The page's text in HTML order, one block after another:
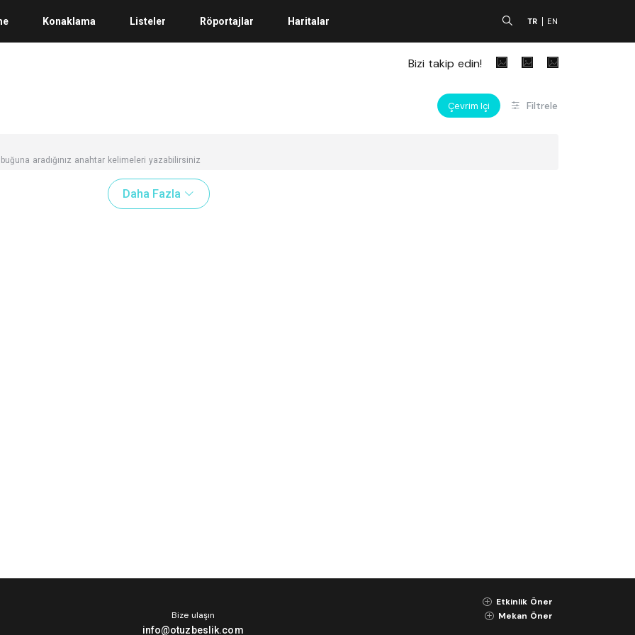
Konaklama Listeler Röportajlar Haritalar A TR EN
Bizi takip edin!
Çevrim Içi Filtrele
aradığınız anahtar kelimeleri yazabilirsiniz
Daha Fazla
Bize ulaşın
info@otuzbeslik.com
K Etkinlik Öner
K Mekan Öner